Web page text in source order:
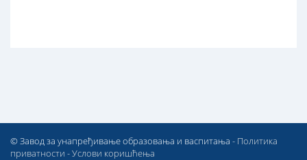
© Завод за унапређивање образовања и васпитања - Политика
приватности -Услови коришћења